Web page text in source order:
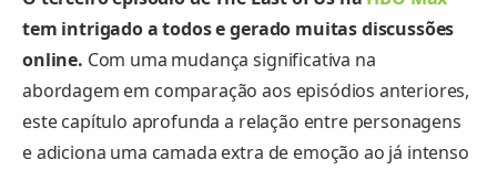
tem intrigado a todos e gerado muitas discussões
online. Com uma mudança significativa na
abordagem em comparação aos episódios anteriores,
este capítulo aprofunda a relação entre personagens
e adiciona uma camada extra de emoção ao já intenso